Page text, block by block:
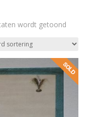
wordt getoond